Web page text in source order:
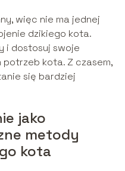
więc nie ma jednej
dzikiego kota.
i dostosuj swoje
kota. Z czasem,
się bardziej
jako
metody
kota